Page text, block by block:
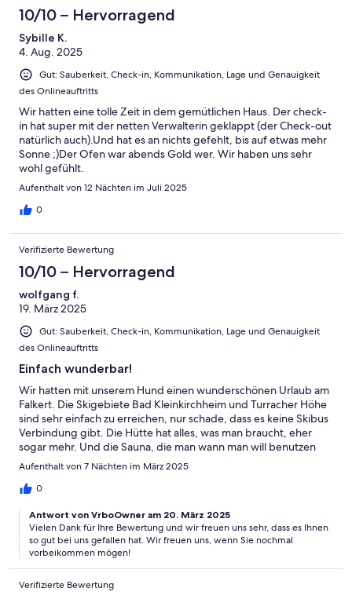
10/10 – Hervorragend
Sybille K.
4. Aug. 2025
Gut: Sauberkeit, Check-in, Kommunikation, Lage und Genauigkeit
des Onlineauftritts
Wir hatten eine tolle Zeit in dem gemütlichen Haus. Der check-
in hat super mit der netten Verwalterin geklappt (der Check-out
natürlich auch).Und hat es an nichts gefehlt, bis auf etwas mehr
Sonne ;)Der Ofen war abends Gold wer. Wir haben uns sehr
wohl gefühlt.
Aufenthalt von 12 Nächten im Juli 2025
0
Verifizierte Bewertung
10/10 – Hervorragend
wolfgang f.
19. März 2025
Gut: Sauberkeit, Check-in, Kommunikation, Lage und Genauigkeit
des Onlineauftritts
Einfach wunderbar!
Wir hatten mit unserem Hund einen wunderschönen Urlaub am
Falkert. Die Skigebiete Bad Kleinkirchheim und Turracher Höhe
sind sehr einfach zu erreichen, nur schade, dass es keine Skibus
Verbindung gibt. Die Hütte hat alles, was man braucht, eher
sogar mehr. Und die Sauna, die man wann man will benutzen
kann, ist ein Traum - so wie auch die Aussicht vom Balkon auf
Aufenthalt von 7 Nächten im März 2025
0
Antwort von VrboOwner am 20. März 2025
Vielen Dank für Ihre Bewertung und wir freuen uns sehr, dass es Ihnen
so gut bei uns gefallen hat. Wir freuen uns, wenn Sie nochmal
vorbeikommen mögen!
Verifizierte Bewertung